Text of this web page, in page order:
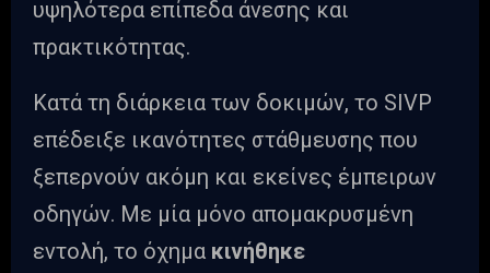
υψηλότερα επίπεδα άνεσης και
πρακτικότητας.
Κατά τη διάρκεια των δοκιμών, το SIVP
επέδειξε ικανότητες στάθμευσης που
ξεπερνούν ακόμη και εκείνες έμπειρων
οδηγών. Με μία μόνο απομακρυσμένη
εντολή, το όχημα κινήθηκε